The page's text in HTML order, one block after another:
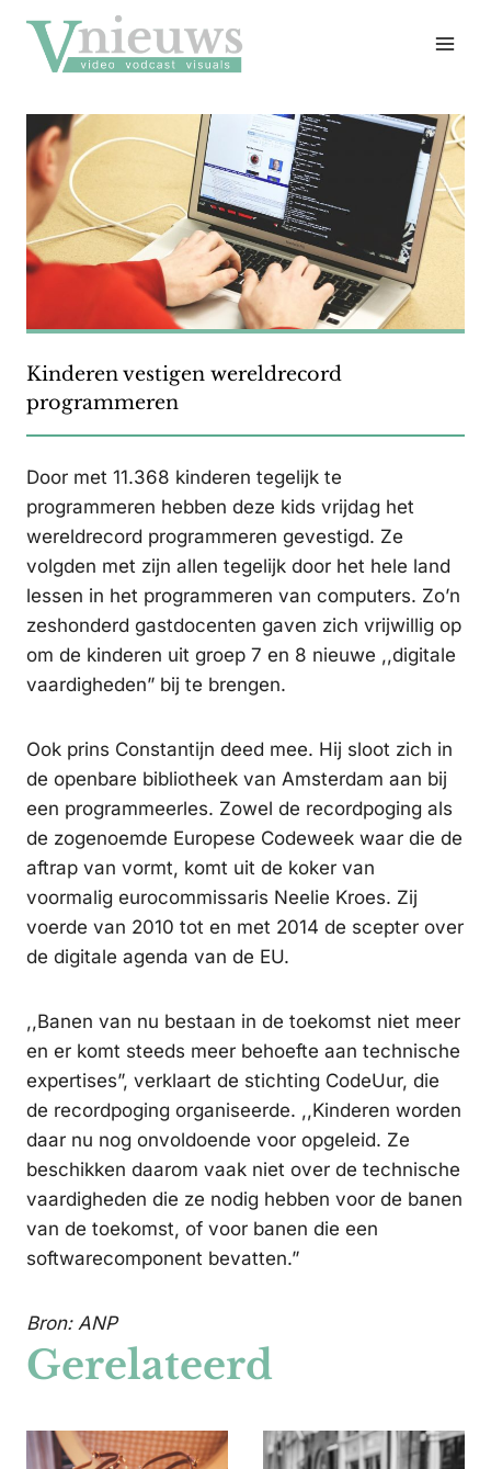
naar
inhoud
Kinderen vestigen wereldrecord
programmeren
Door met 11.368 kinderen tegelijk te
programmeren hebben deze kids vrijdag het
wereldrecord programmeren gevestigd. Ze
volgden met zijn allen tegelijk door het hele land
lessen in het programmeren van computers. Zo’n
zeshonderd gastdocenten gaven zich vrijwillig op
om de kinderen uit groep 7 en 8 nieuwe ,,digitale
vaardigheden” bij te brengen.
Ook prins Constantijn deed mee. Hij sloot zich in
de openbare bibliotheek van Amsterdam aan bij
een programmeerles. Zowel de recordpoging als
de zogenoemde Europese Codeweek waar die de
aftrap van vormt, komt uit de koker van
voormalig eurocommissaris Neelie Kroes. Zij
voerde van 2010 tot en met 2014 de scepter over
de digitale agenda van de EU.
,,Banen van nu bestaan in de toekomst niet meer
en er komt steeds meer behoefte aan technische
expertises”, verklaart de stichting CodeUur, die
de recordpoging organiseerde. ,,Kinderen worden
daar nu nog onvoldoende voor opgeleid. Ze
beschikken daarom vaak niet over de technische
vaardigheden die ze nodig hebben voor de banen
van de toekomst, of voor banen die een
softwarecomponent bevatten.”
Bron: ANP
Gerelateerd